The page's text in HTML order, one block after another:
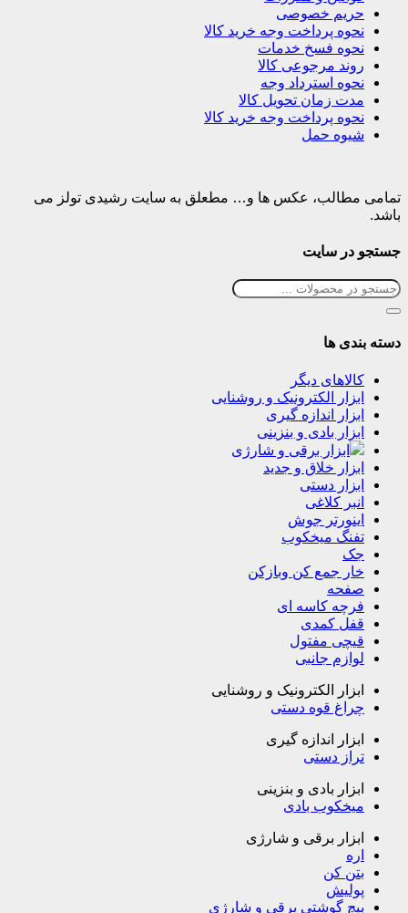
شیوه حمل
تمامی مطالب، عکس ها و… مطعلق به سایت رشیدی تولز می
باشد.
جستجو در سایت
دسته بندی ها
کالاهای دیگر
ابزار اندازه گیری
ابزار خلاق و جدید
انبر کلاغی
اینورتر جوش
تفنگ میخکوب
جک
خار جمع کن وبازکن
صفحه
فرچه کاسه ای
قفل کمدی
قیچی مفتول
لوازم جانبی
ابزار الکترونیک و روشنایی
چراغ قوه دستی
ابزار اندازه گیری
تراز دستی
ابزار بادی و بنزینی
میخکوب بادی
ابزار برقی و شارژی
اره
بتن کن
پولیش
پیچ گوشتی برقی و شارژی
پیستوله رنگ پاش
چکش تخریب
دریل ( پیچ گوشتی ، چکشی)
دستگاه جوش و اینورتر
فرز
قیچی برقی
کمپرسور هوا